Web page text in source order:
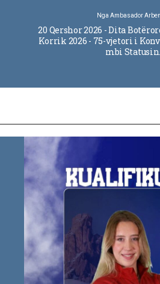
Nga Ambasador
20 Qershor 2026 - Dita
Korrik 2026 - 75-vjetori i
mbi